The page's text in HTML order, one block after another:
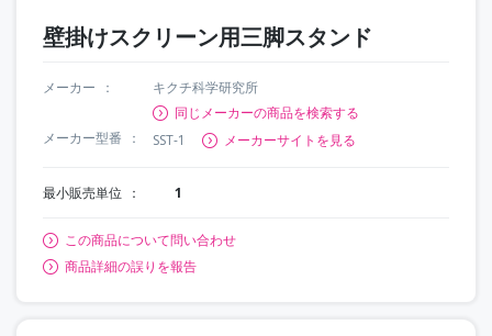
壁掛けスクリーン用三脚スタンド
メーカー
キクチ科学研究所
同じメーカーの商品を検索する
メーカー型番
SST-1 メーカーサイトを見る
最小販売単位 1
この商品について問い合わせ
商品詳細の誤りを報告